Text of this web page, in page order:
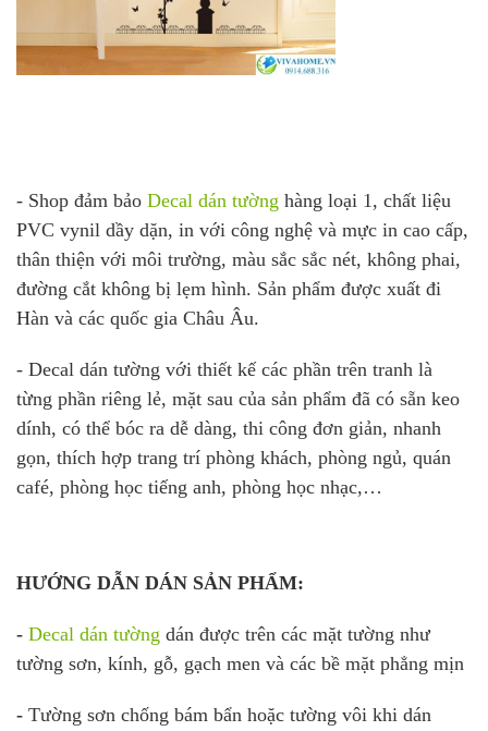
- Shop đảm bảo Decal dán tường hàng loại 1, chất liệu
PVC vynil dầy dặn, in với công nghệ và mực in cao cấp,
thân thiện với môi trường, màu sắc sắc nét, không phai,
đường cắt không bị lẹm hình. Sản phẩm được xuất đi
Hàn và các quốc gia Châu Âu.
- Decal dán tường với thiết kế các phần trên tranh là
từng phần riêng lẻ, mặt sau của sản phẩm đã có sẵn keo
dính, có thể bóc ra dễ dàng, thi công đơn giản, nhanh
gọn, thích hợp trang trí phòng khách, phòng ngủ, quán
café, phòng học tiếng anh, phòng học nhạc,…
HƯỚNG DẪN DÁN SẢN PHẨM:
- Decal dán tường dán được trên các mặt tường như
tường sơn, kính, gỗ, gạch men và các bề mặt phẳng mịn
- Tường sơn chống bám bẩn hoặc tường vôi khi dán